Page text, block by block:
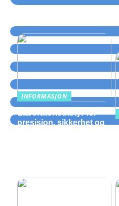
INFORMASJON
Laboratorieutstyr for
presisjon, sikkerhet og